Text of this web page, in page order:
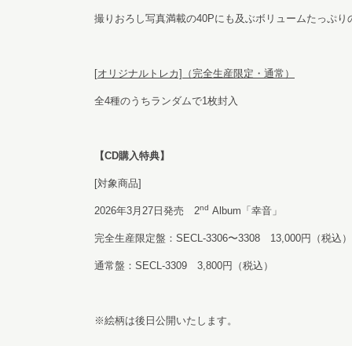
撮りおろし写真満載の40Pにも及ぶボリュームたっぷり
[オリジナルトレカ]（完全生産限定・通常）
全4種のうちランダムで1枚封入
【CD購入特典】
[対象商品]
2026年3月27日発売 2nd Album「幸音」
完全生産限定盤：SECL-3306〜3308 13,000円（税込）
通常盤：SECL-3309 3,800円（税込）
※絵柄は後日公開いたします。